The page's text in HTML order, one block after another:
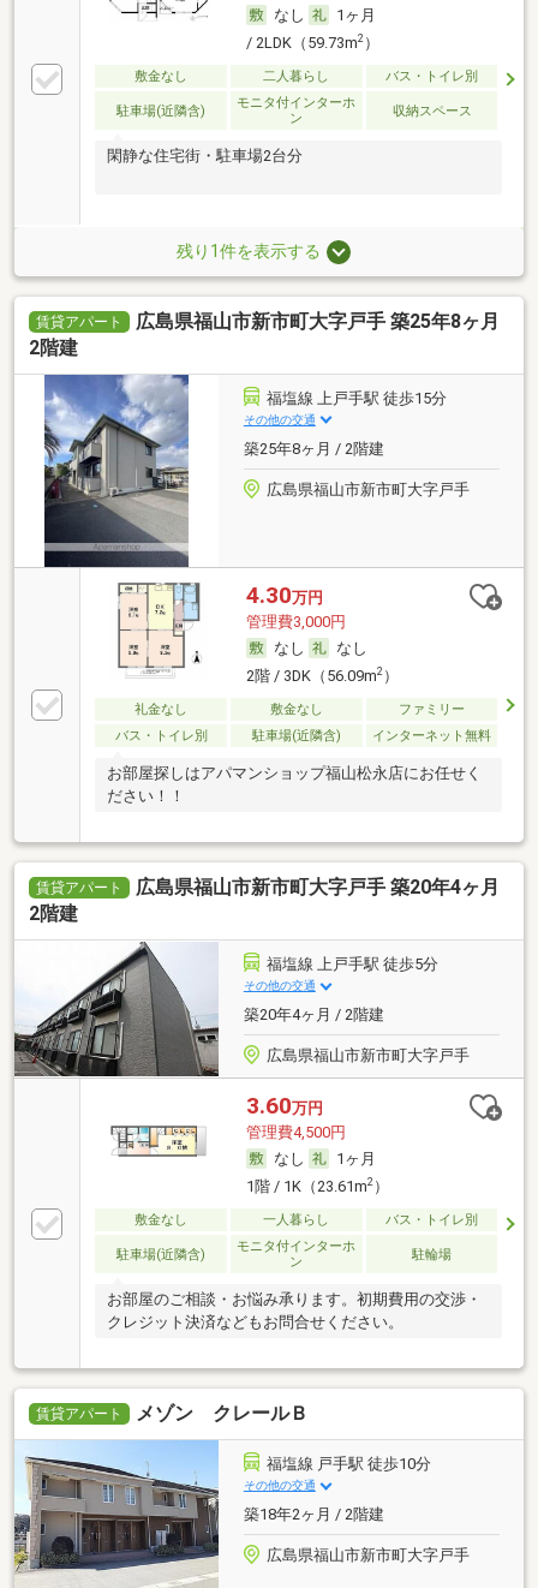
なし
1ヶ月
/ 2LDK（59.73m2）
敷金なし 二人暮らし バス・トイレ別
駐車場(近隣含)
モニタ付インターホ
ン
収納スペース
閑静な住宅街・駐車場2台分
残り1件を表示する
賃貸アパート
広島県福山市新市町大字戸手 築25年8ヶ月
2階建
福塩線 上戸手駅 徒歩15分
その他の交通
築25年8ヶ月 / 2階建
広島県福山市新市町大字戸手
4.30万円
管理費3,000円
なし
なし
2階 / 3DK（56.09m2）
礼金なし 敷金なし
ファミリー
バス・トイレ別
駐車場(近隣含) インターネット無料
お部屋探しはアパマンショップ福山松永店にお任せく
ださい！！
賃貸アパート
広島県福山市新市町大字戸手 築20年4ヶ月
2階建
福塩線 上戸手駅 徒歩5分
その他の交通
築20年4ヶ月 / 2階建
広島県福山市新市町大字戸手
3.60万円
管理費4,500円
なし
1ヶ月
1階 / 1K（23.61m2）
敷金なし 一人暮らし バス・トイレ別
駐車場(近隣含)
モニタ付インターホ
ン
駐輪場
お部屋のご相談・お悩み承ります。初期費用の交渉・
クレジット決済などもお問合せください。
賃貸アパート メゾン クレールＢ
福塩線 戸手駅 徒歩10分
その他の交通
築18年2ヶ月 / 2階建
広島県福山市新市町大字戸手